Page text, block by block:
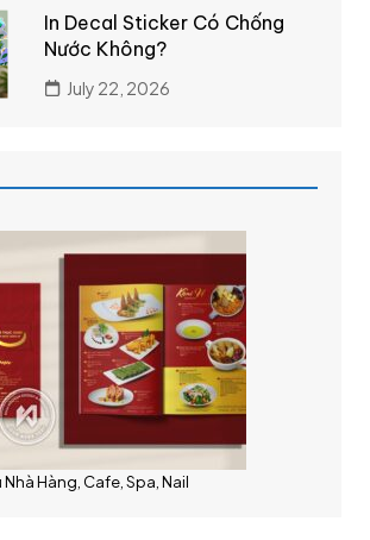
In Decal Sticker Có Chống
Nước Không?
July 22, 2026
Nhà Hàng, Cafe, Spa, Nail